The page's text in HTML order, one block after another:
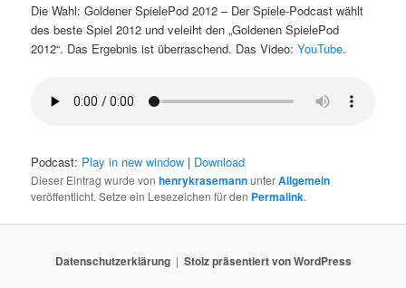
Die Wahl: Goldener SpielePod 2012 – Der Spiele-Podcast wählt
des beste Spiel 2012 und veleiht den „Goldenen SpielePod
2012“. Das Ergebnis ist überraschend. Das Video:YouTube.
Podcast: Play in new window | Download
Dieser Eintrag wurde vonhenrykrasemannunterAllgemein
veröffentlicht. Setze ein Lesezeichen für den Permalink.
Datenschutzerklärung Stolz präsentiert von WordPress